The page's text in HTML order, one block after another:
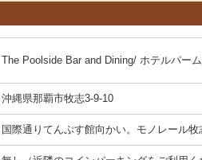
The Poolside Bar and Dining/ ホテルパー
沖縄県那覇市牧志3-9-10
国際通りてんぷす館向かい。モノレール